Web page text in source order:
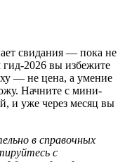
свидания — пока не
2026 вы избежите
— не цена, а умение
Начните с мини-
и уже через месяц вы
в справочных
с